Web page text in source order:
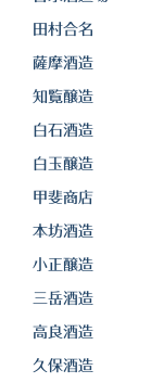
田村合名
薩摩酒造
知覧醸造
白石酒造
白玉醸造
甲斐商店
本坊酒造
小正醸造
三岳酒造
高良酒造
久保酒造